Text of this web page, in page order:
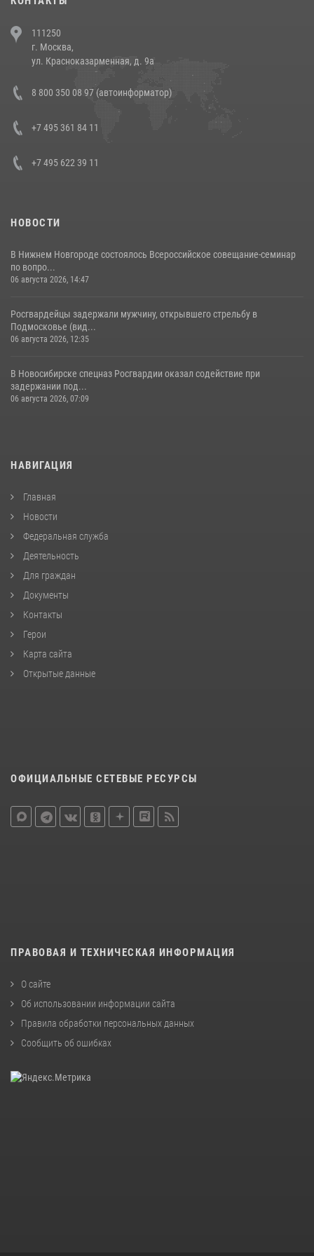
напавших на бригаду скорой помощи (видео)
14 июля 2026, 12:20
В Росгвардии прошла военно-научная конференция по обобщению
боевого опыта
111250
г. Москва,
ул. Красноказарменная, д. 9а
8 800 350 08 97 (автоинформатор)
+7 495 361 84 11
+7 495 622 39 11
НОВОСТИ
В Нижнем Новгороде состоялось Всероссийское совещание-семинар
по вопро...
06 августа 2026, 14:47
Росгвардейцы задержали мужчину, открывшего стрельбу в
Подмосковье (вид...
06 августа 2026, 12:35
В Новосибирске спецназ Росгвардии оказал содействие при
задержании под...
06 августа 2026, 07:09
НАВИГАЦИЯ
Главная
Новости
Федеральная служба
Деятельность
Для граждан
Документы
Контакты
Герои
Карта сайта
Открытые данные
ОФИЦИАЛЬНЫЕ СЕТЕВЫЕ РЕСУРСЫ
ПРАВОВАЯ И ТЕХНИЧЕСКАЯ ИНФОРМАЦИЯ
О сайте
Об использовании информации сайта
Правила обработки персональных данных
Сообщить об ошибках